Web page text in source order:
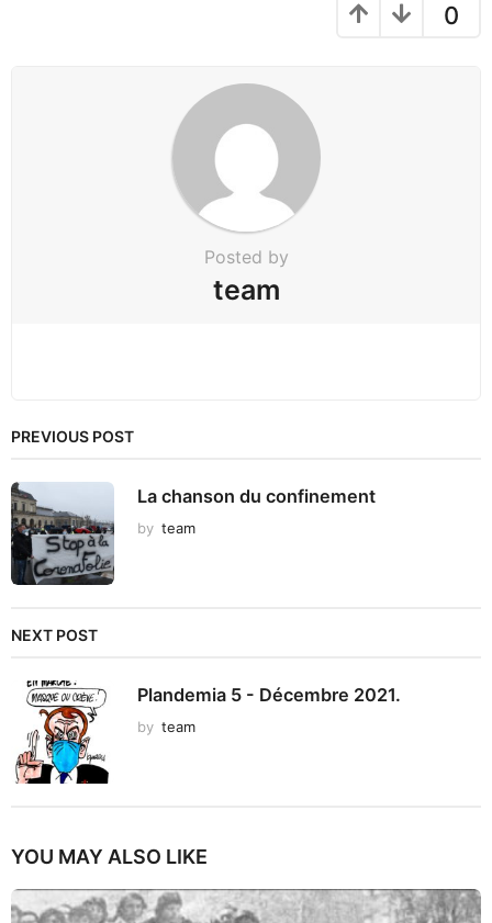
0
Posted by
team
PREVIOUS POST
La chanson du confinement
by team
NEXT POST
Plandemia 5 - Décembre 2021.
by team
YOU MAY ALSO LIKE